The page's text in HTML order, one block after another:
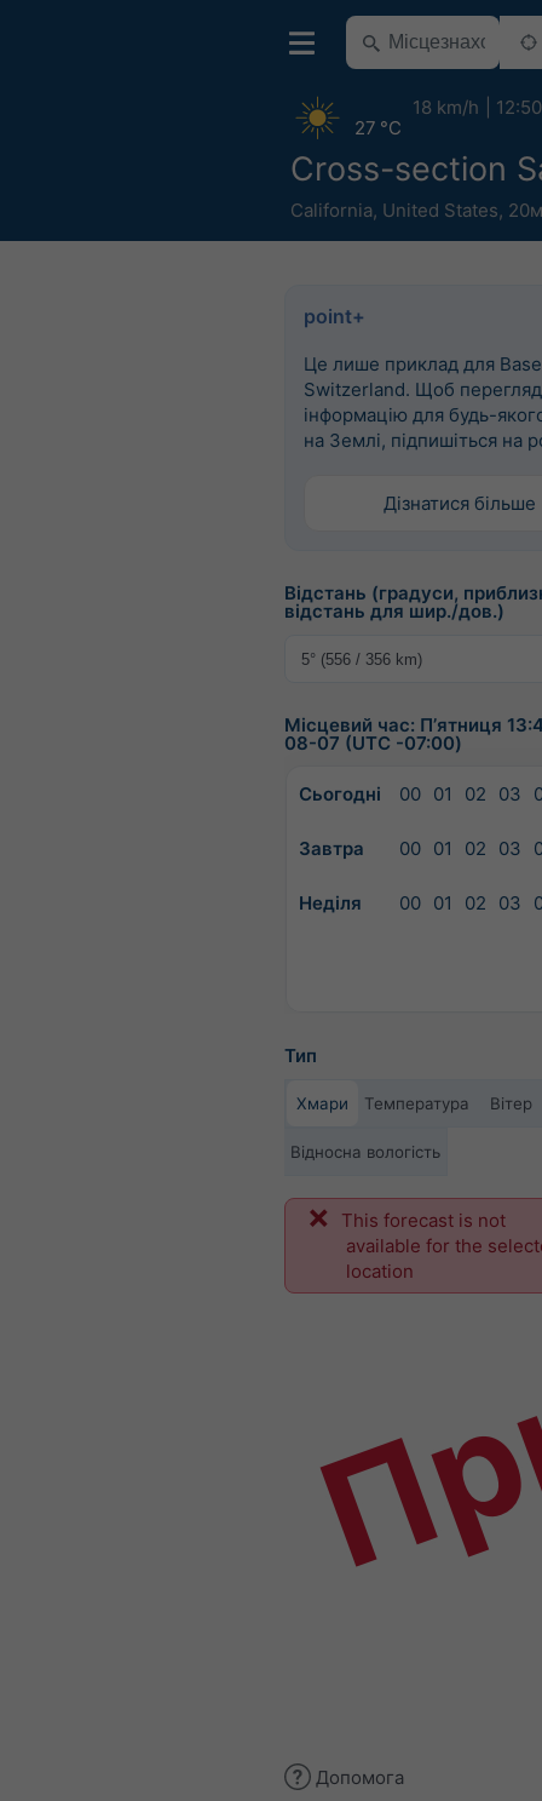
Cross-section
California, United States,
27 °C
18 km/h 12:50
point+
Це лише приклад для
Switzerland. Щоб
інформацію для будь-
на Землі, підпишіться на
Дізнатися більше
Відстань (градуси,
відстань для шир./дов.)
Місцевий час: Пʼятниця
08-07 (UTC -07:00)
Сьогодні 00 01 02 03
Завтра 00 01 02 03
Неділя 00 01 02 03
Тип
Хмари Температура Вітер
Відносна вологість
This forecast is not
available for the
location
Допомога